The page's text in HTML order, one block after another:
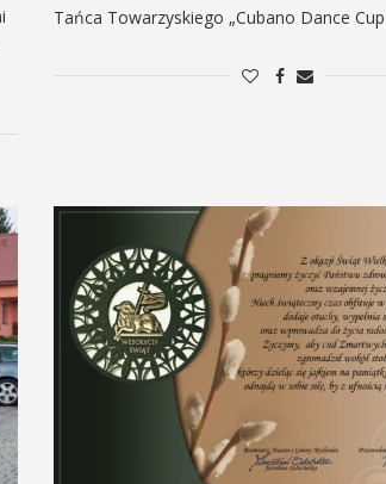
Tańca Towarzyskiego „Cubano Dance